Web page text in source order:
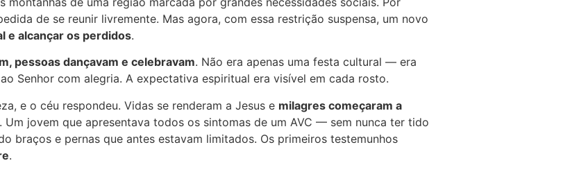
de se reunir livremente. Mas agora, com essa restrição suspensa, um novo
e alcançar os perdidos.
pessoas dançavam e celebravam. Não era apenas uma festa cultural — era
Senhor com alegria. A expectativa espiritual era visível em cada rosto.
e o céu respondeu. Vidas se renderam a Jesus e milagres começaram a
jovem que apresentava todos os sintomas de um AVC — sem nunca ter tido
braços e pernas que antes estavam limitados. Os primeiros testemunhos
.